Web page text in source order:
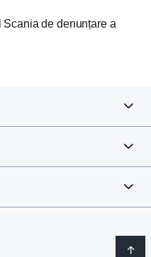
de denunțare a